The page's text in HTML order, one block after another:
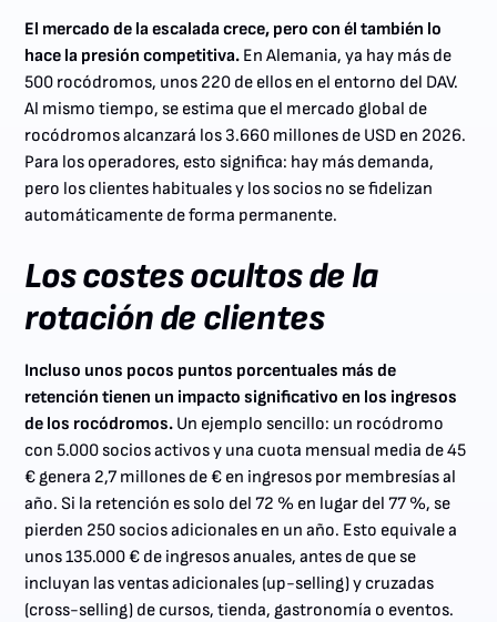
El mercado de la escalada crece, pero con él también lo
hace la presión competitiva. En Alemania, ya hay más de
500 rocódromos, unos 220 de ellos en el entorno del DAV.
Al mismo tiempo, se estima que el mercado global de
rocódromos alcanzará los 3.660 millones de USD en 2026.
Para los operadores, esto significa: hay más demanda,
pero los clientes habituales y los socios no se fidelizan
automáticamente de forma permanente.
Los costes ocultos de la
rotación de clientes
Incluso unos pocos puntos porcentuales más de
retención tienen un impacto significativo en los ingresos
de los rocódromos. Un ejemplo sencillo: un rocódromo
con 5.000 socios activos y una cuota mensual media de 45
€ genera 2,7 millones de € en ingresos por membresías al
año. Si la retención es solo del 72 % en lugar del 77 %, se
pierden 250 socios adicionales en un año. Esto equivale a
unos 135.000 € de ingresos anuales, antes de que se
incluyan las ventas adicionales (up-selling) y cruzadas
(cross-selling) de cursos, tienda, gastronomía o eventos.